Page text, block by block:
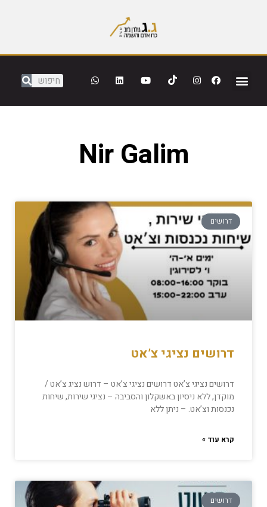
Nir Galim
דרושים
דרושים נציגי צ’אט
דרושים נציגי צ’אט דרושים נציגי צ’אט – דרוש נציג צ’אט /
מוקדן, ללא ניסיון באשקלון והסביבה – נציגי שירות, שיחות
נכנסות וצ’אט. – ניתן ללא
קרא עוד »
דרושים